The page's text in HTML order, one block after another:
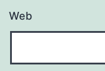
Web